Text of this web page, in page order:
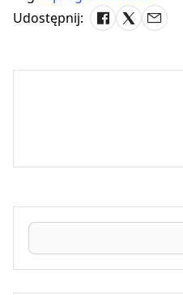
Udostępnij: